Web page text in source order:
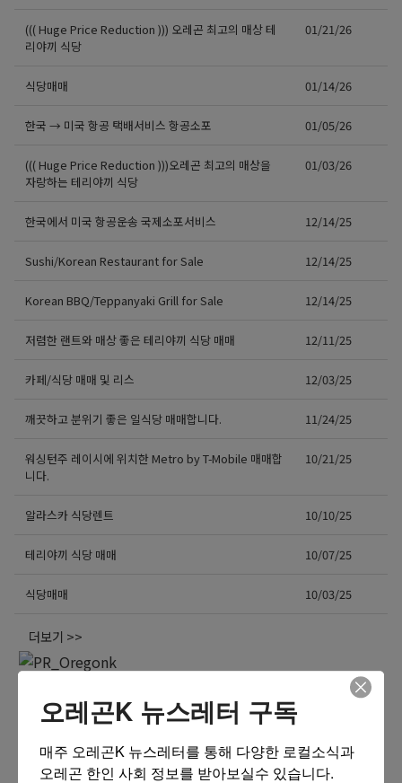
((( Huge Price Reduction ))) 오레곤 최고의 매상 테
리야끼 식당
01/21/26
식당매매 01/14/26
한국 → 미국 항공 택배서비스 항공소포 01/05/26
((( Huge Price Reduction )))오레곤 최고의 매상을
자랑하는 테리야끼 식당
01/03/26
한국에서 미국 항공운송 국제소포서비스 12/14/25
Sushi/Korean Restaurant for Sale 12/14/25
Korean BBQ/Teppanyaki Grill for Sale 12/14/25
저렴한 랜트와 매상 좋은 테리야끼 식당 매매 12/11/25
카페/식당 매매 및 리스 12/03/25
깨끗하고 분위기 좋은 일식당 매매합니다. 11/24/25
워싱턴주 레이시에 위치한 Metro by T-Mobile 매매합
니다.
10/21/25
알라스카 식당렌트 10/10/25
테리야끼 식당 매매 10/07/25
식당매매 10/03/25
더보기 >>
오레곤K 뉴스레터 구독
매주 오레곤K 뉴스레터를 통해 다양한 로컬소식과
오레곤 한인 사회 정보를 받아보실수 있습니다.